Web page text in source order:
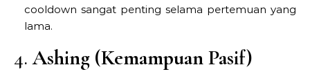
cooldown sangat penting selama pertemuan yang
lama.
4.Ashing (Kemampuan Pasif)